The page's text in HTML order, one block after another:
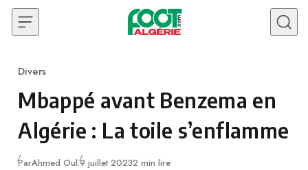
Skip to content
Category
Divers
Mbappé avant Benzema en
Algérie : La toile s’enflamme
ParAhmed Oul.Publié
9 juillet 20232 min lire